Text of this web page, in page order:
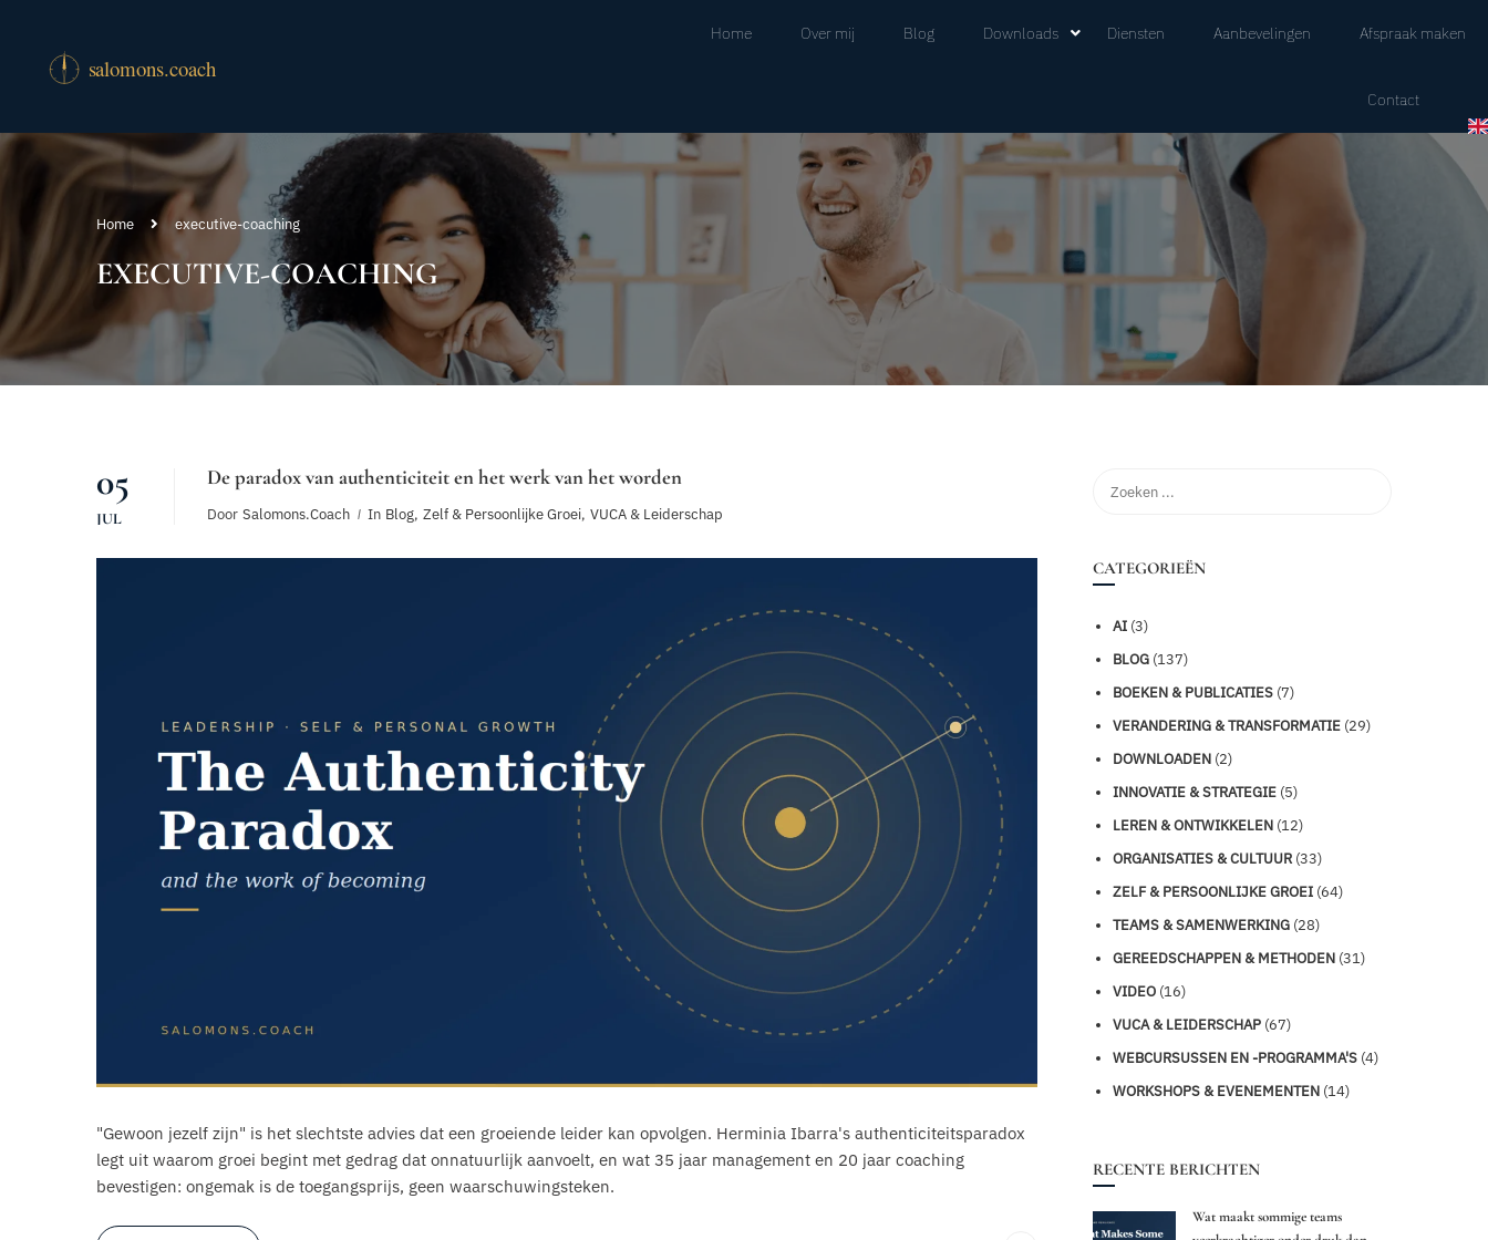
Home Over mij Blog Downloads Diensten Aanbevelingen Afspraak maken
Contact
Home executive-coaching
EXECUTIVE-COACHING
05
JUL
De paradox van authenticiteit en het werk van het worden
Door Salomons.coach In Blog, Zelf & Persoonlijke Groei, VUCA & Leiderschap
"Gewoon jezelf zijn" is het slechtste advies dat een groeiende leider kan opvolgen. Herminia Ibarra's authenticiteitsparadox
legt uit waarom groei begint met gedrag dat onnatuurlijk aanvoelt, en wat 35 jaar management en 20 jaar coaching
bevestigen: ongemak is de toegangsprijs, geen waarschuwingsteken.
CATEGORIEËN
AI (3)
BLOG (137)
BOEKEN & PUBLICATIES (7)
VERANDERING & TRANSFORMATIE (29)
DOWNLOADEN (2)
INNOVATIE & STRATEGIE (5)
LEREN & ONTWIKKELEN (12)
ORGANISATIES & CULTUUR (33)
ZELF & PERSOONLIJKE GROEI (64)
TEAMS & SAMENWERKING (28)
GEREEDSCHAPPEN & METHODEN (31)
VIDEO (16)
VUCA & LEIDERSCHAP (67)
WEBCURSUSSEN EN -PROGRAMMA'S (4)
WORKSHOPS & EVENEMENTEN (14)
RECENTE BERICHTEN
Wat maakt sommige teams